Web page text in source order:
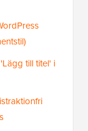
till titel' i